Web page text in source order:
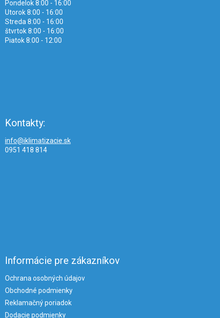
Pondelok 8:00 - 16:00
Utorok 8:00 - 16:00
Streda 8:00 - 16:00
štvrtok 8:00 - 16:00
Piatok 8:00 - 12:00
Kontakty:
info@iklimatizacie.sk
0951 418 814
Informácie pre zákazníkov
Ochrana osobných údajov
Obchodné podmienky
Reklamačný poriadok
Dodacie podmienky